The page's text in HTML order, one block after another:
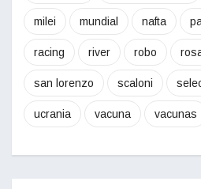
milei mundial nafta
racing river robo
san lorenzo scaloni
ucrania vacuna vacunas